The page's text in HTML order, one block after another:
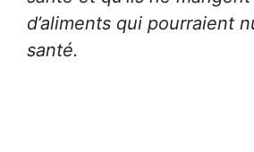
d’aliments qui pourraient
santé.